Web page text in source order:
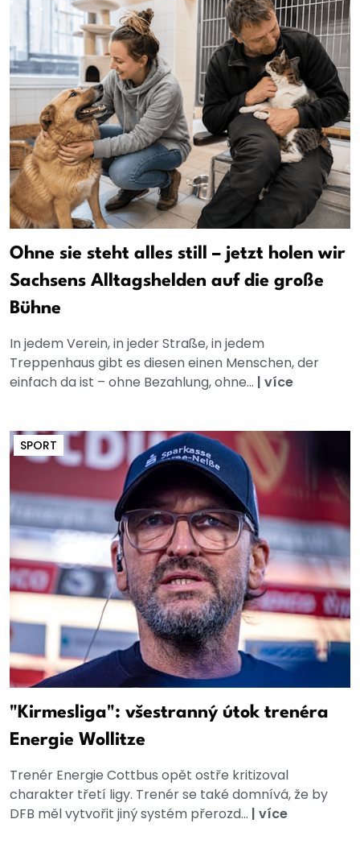
Ohne sie steht alles still – jetzt holen wir
Sachsens Alltagshelden auf die große
Bühne
In jedem Verein, in jeder Straße, in jedem
Treppenhaus gibt es diesen einen Menschen, der
einfach da ist – ohne Bezahlung, ohne... | více
SPORT
"Kirmesliga": všestranný útok trenéra
Energie Wollitze
Trenér Energie Cottbus opět ostře kritizoval
charakter třetí ligy. Trenér se také domnívá, že by
DFB měl vytvořit jiný systém přerozd... | více